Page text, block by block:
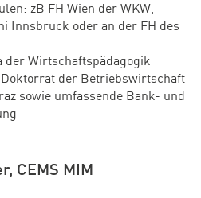
zB FH Wien der WKW,
Innsbruck oder an der FH des
Wirtschaftspädagogik
der Betriebswirtschaft
sowie umfassende Bank- und
CEMS MIM